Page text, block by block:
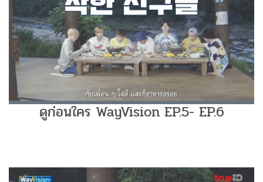
ดูก่อนใคร WayVision EP.5- EP.6